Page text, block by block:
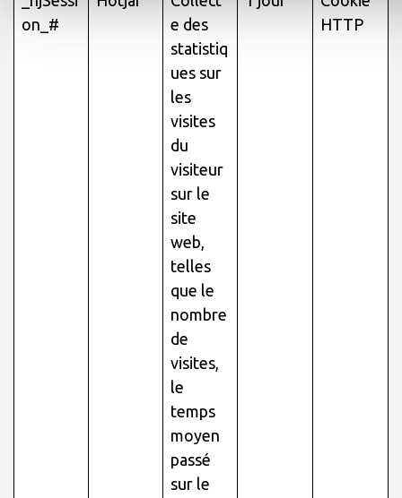
on_#
e des
statistiq
ues sur
les
visites
du
visiteur
sur le
site
web,
telles
que le
nombre
de
visites,
le
temps
moyen
passé
sur le
HTTP